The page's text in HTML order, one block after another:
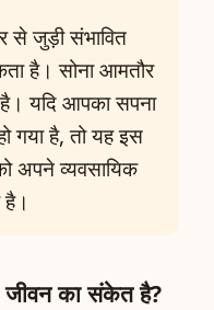
से जुड़ी संभावित
है। सोना आमतौर
है। यदि आपका सपना
गया है, तो यह इस
अपने व्यवसायिक
है।
जीवन का संकेत है?